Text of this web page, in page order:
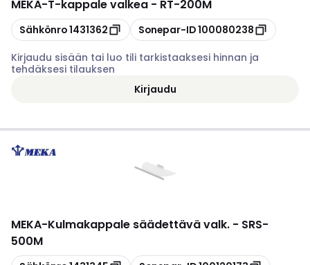
MEKA-T-kappale valkea - RT-200M
Kopioi
Sähkönro1431362 Kopioi
Sonepar-ID100080238
Kirjaudu sisään tai luo tili tarkistaaksesi hinnan ja
tehdäksesi tilauksen
Kirjaudu
MEKA-Kulmakappale säädettävä valk. - SRS-
500M
Kopioi Kopioi